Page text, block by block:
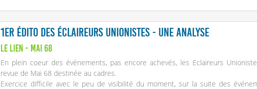
1er édito des éclaireurs unionistes - Une analyse
Le Lien - Mai 68
En plein coeur des événements, pas encore achevés, les Eclaireurs
revue de Mai 68 destinée au cadres.
Exercice difficile avec le peu de visibilité du moment, sur la suite des